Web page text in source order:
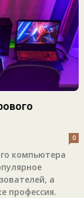
0
компьютера
а
профессия.